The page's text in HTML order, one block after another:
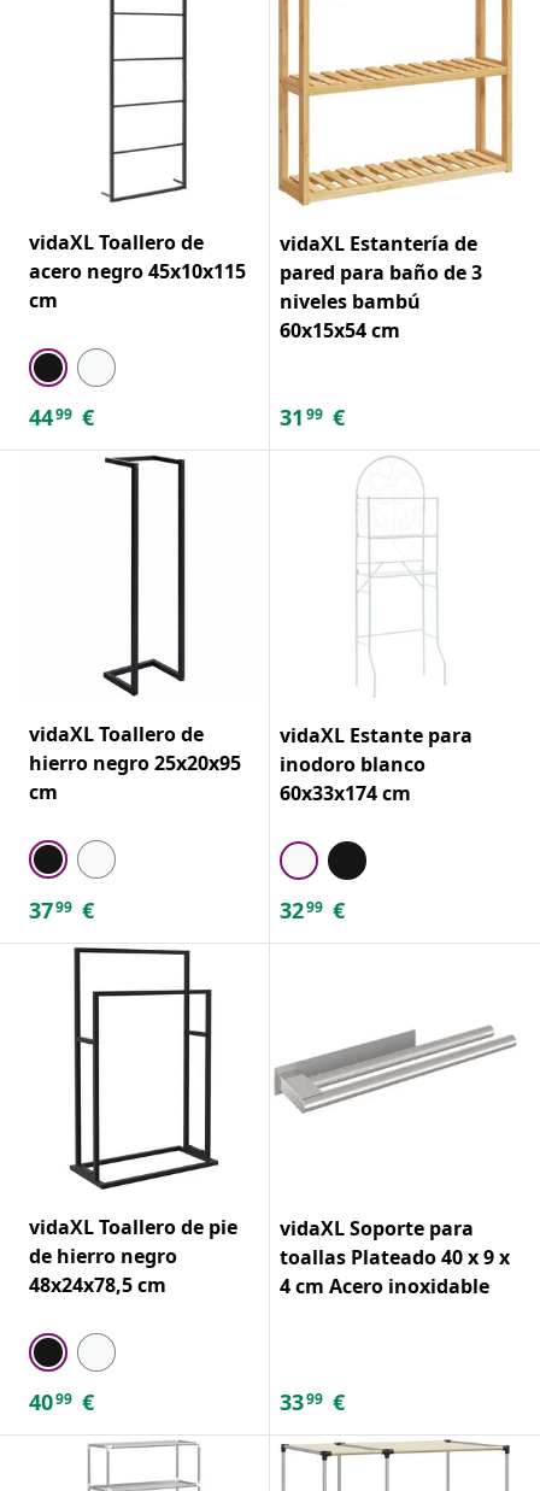
vidaXL Toallero de
acero negro 45x10x115
cm
4499 €
vidaXL Estantería de
pared para baño de 3
niveles bambú
60x15x54 cm
31 99 €
vidaXL Toallero de
hierro negro 25x20x95
cm
3799 €
vidaXL Estante para
inodoro blanco
60x33x174 cm
3299 €
vidaXL Toallero de pie
de hierro negro
48x24x78,5 cm
4099 €
vidaXL Soporte para
toallas Plateado 40 x 9 x
4 cm Acero inoxidable
3399 €